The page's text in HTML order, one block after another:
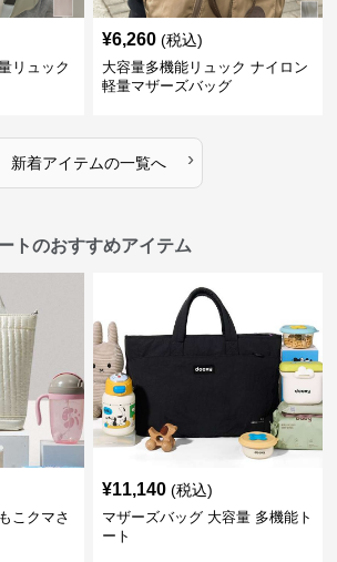
リュック
¥6,260 (税込)
大容量多機能リュック ナイロン
軽量マザーズバッグ
新着アイテムの一覧へ ›
トのおすすめアイテム
こクマさ
¥11,140 (税込)
マザーズバッグ 大容量 多機能ト
ート